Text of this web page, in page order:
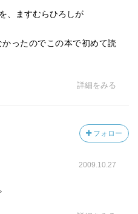
、ますむらひろしが
ったのでこの本で初めて読
詳細をみる
フォロー
2009.10.27